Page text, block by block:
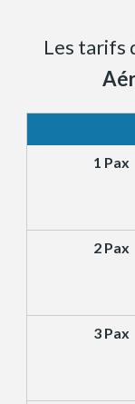
Les tarifs